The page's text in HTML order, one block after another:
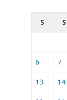
S
S
6 7
13 14